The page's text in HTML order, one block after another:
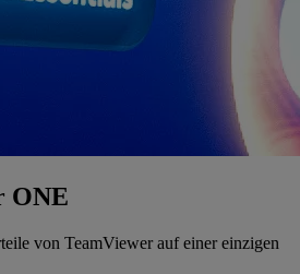
ONE
von TeamViewer auf einer einzigen